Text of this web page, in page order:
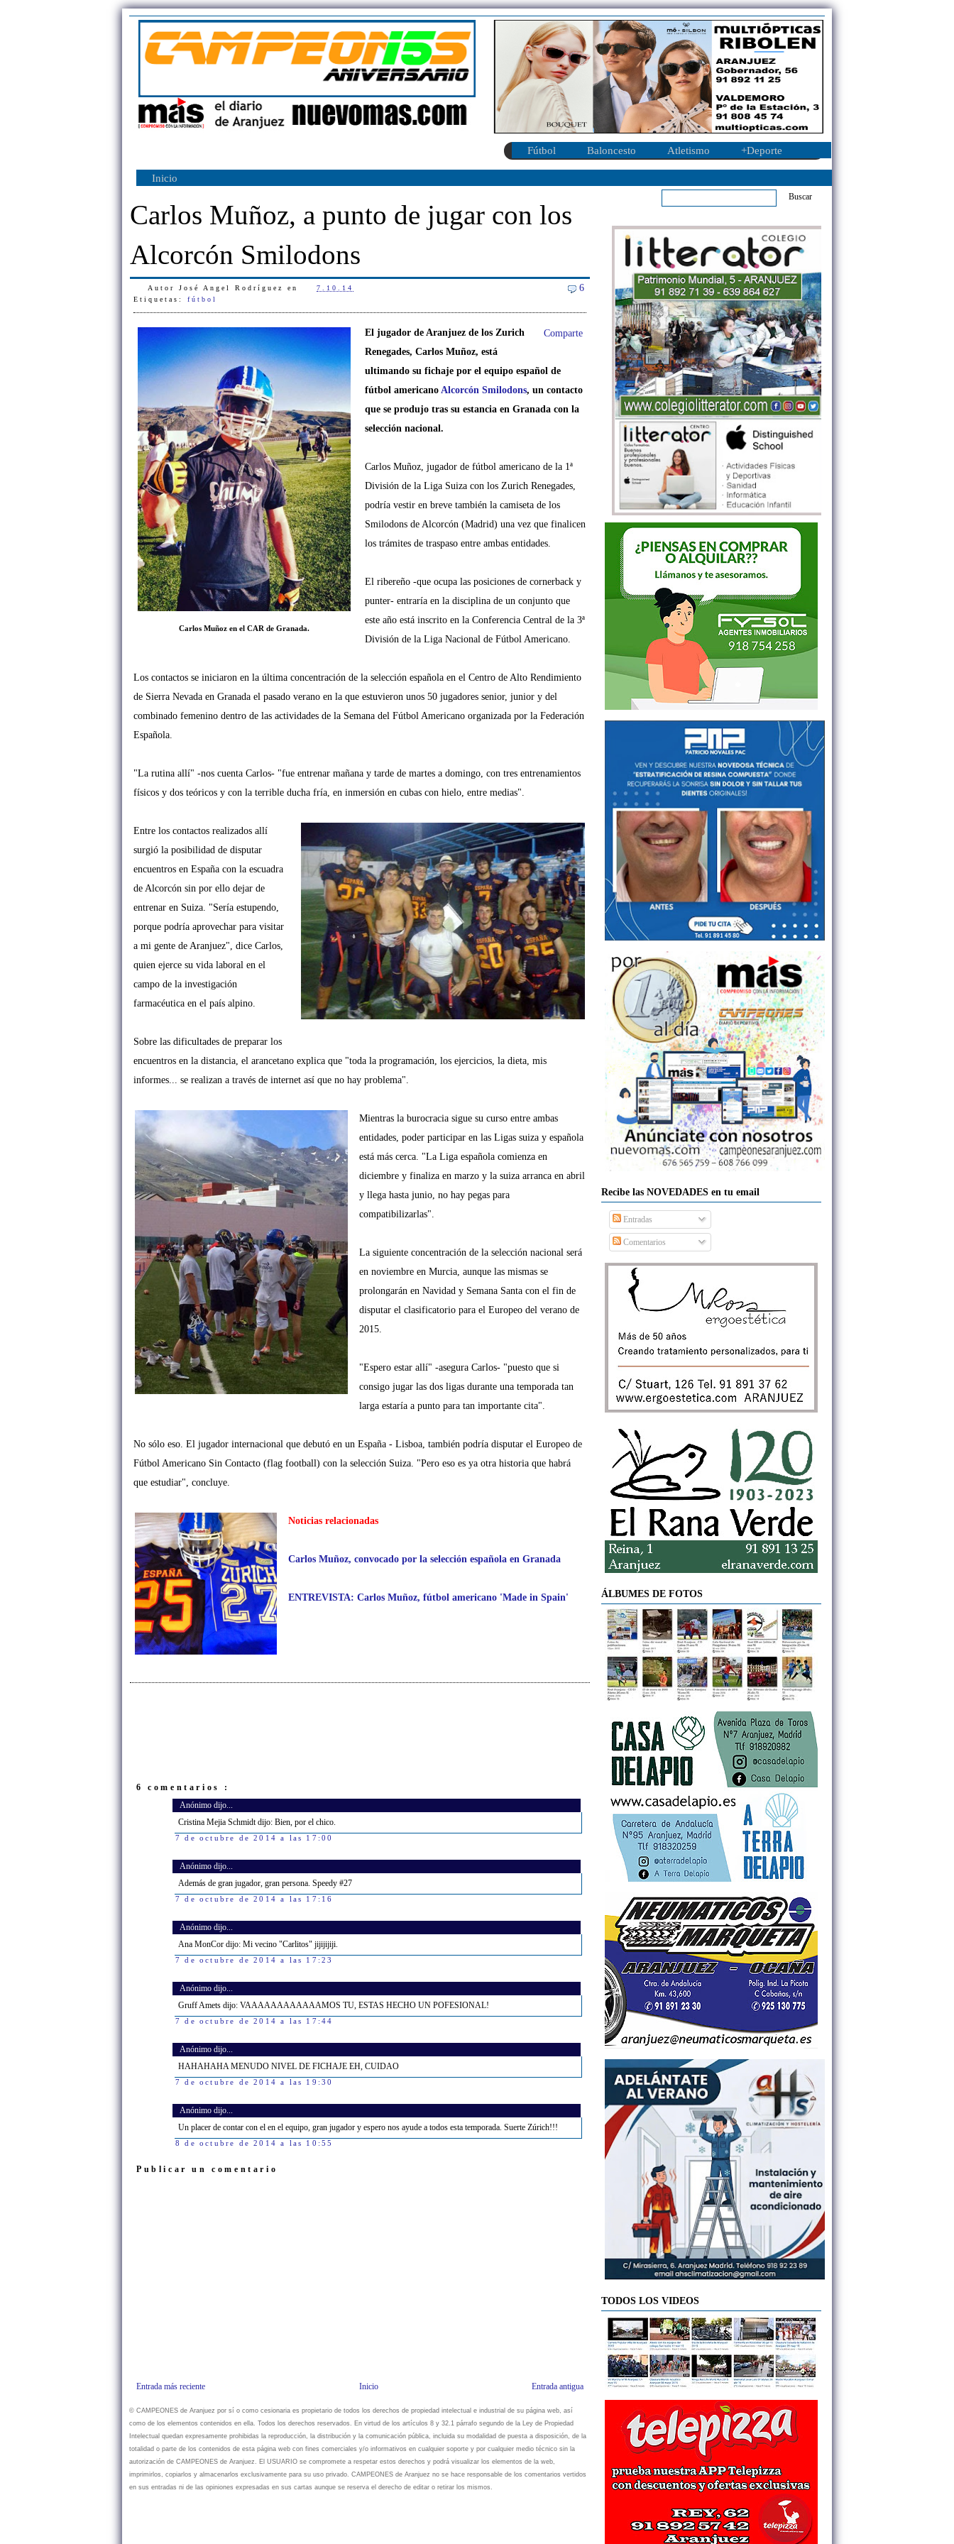
Fútbol Baloncesto Atletismo +Deporte
Inicio
Carlos Muñoz, a punto de jugar con los
Alcorcón Smilodons
Autor José Angel Rodríguez en 7.10.14 6
Etiquetas: fútbol
Comparte
Carlos Muñoz en el CAR de Granada.
El jugador de Aranjuez de los Zurich
Renegades, Carlos Muñoz, está
ultimando su fichaje por el equipo español de
fútbol americano Alcorcón Smilodons, un contacto
que se produjo tras su estancia en Granada con la
selección nacional.
Carlos Muñoz, jugador de fútbol americano de la 1ª
División de la Liga Suiza con los Zurich Renegades,
podría vestir en breve también la camiseta de los
Smilodons de Alcorcón (Madrid) una vez que finalicen
los trámites de traspaso entre ambas entidades.
El ribereño -que ocupa las posiciones de cornerback y
punter- entraría en la disciplina de un conjunto que
este año está inscrito en la Conferencia Central de la 3ª
División de la Liga Nacional de Fútbol Americano.
Los contactos se iniciaron en la última concentración de la selección española en el Centro de Alto Rendimiento
de Sierra Nevada en Granada el pasado verano en la que estuvieron unos 50 jugadores senior, junior y del
combinado femenino dentro de las actividades de la Semana del Fútbol Americano organizada por la Federación
Española.
"La rutina allí" -nos cuenta Carlos- "fue entrenar mañana y tarde de martes a domingo, con tres entrenamientos
físicos y dos teóricos y con la terrible ducha fría, en inmersión en cubas con hielo, entre medias".
Entre los contactos realizados allí
surgió la posibilidad de disputar
encuentros en España con la escuadra
de Alcorcón sin por ello dejar de
entrenar en Suiza. "Sería estupendo,
porque podría aprovechar para visitar
a mi gente de Aranjuez", dice Carlos,
quien ejerce su vida laboral en el
campo de la investigación
farmacéutica en el país alpino.
Sobre las dificultades de preparar los
encuentros en la distancia, el arancetano explica que "toda la programación, los ejercicios, la dieta, mis
informes... se realizan a través de internet así que no hay problema".
Mientras la burocracia sigue su curso entre ambas
entidades, poder participar en las Ligas suiza y española
está más cerca. "La Liga española comienza en
diciembre y finaliza en marzo y la suiza arranca en abril
y llega hasta junio, no hay pegas para
compatibilizarlas".
La siguiente concentración de la selección nacional será
en noviembre en Murcia, aunque las mismas se
prolongarán en Navidad y Semana Santa con el fin de
disputar el clasificatorio para el Europeo del verano de
2015.
"Espero estar allí" -asegura Carlos- "puesto que si
consigo jugar las dos ligas durante una temporada tan
larga estaría a punto para tan importante cita".
No sólo eso. El jugador internacional que debutó en un España - Lisboa, también podría disputar el Europeo de
Fútbol Americano Sin Contacto (flag football) con la selección Suiza. "Pero eso es ya otra historia que habrá
que estudiar", concluye.
Noticias relacionadas
Carlos Muñoz, convocado por la selección española en Granada
ENTREVISTA: Carlos Muñoz, fútbol americano 'Made in Spain'
6 comentarios :
Anónimo dijo...
Cristina Mejia Schmidt dijo: Bien, por el chico.
7 de octubre de 2014 a las 17:00
Anónimo dijo...
Además de gran jugador, gran persona. Speedy #27
7 de octubre de 2014 a las 17:16
Anónimo dijo...
Ana MonCor dijo: Mi vecino "Carlitos" jijijijiji.
7 de octubre de 2014 a las 17:23
Anónimo dijo...
Gruff Amets dijo: VAAAAAAAAAAAAMOS TU, ESTAS HECHO UN POFESIONAL!
7 de octubre de 2014 a las 17:44
Anónimo dijo...
HAHAHAHA MENUDO NIVEL DE FICHAJE EH, CUIDAO
7 de octubre de 2014 a las 19:30
Anónimo dijo...
Un placer de contar con el en el equipo, gran jugador y espero nos ayude a todos esta temporada. Suerte Zúrich!!!
8 de octubre de 2014 a las 10:55
Publicar un comentario
Entrada más reciente Entrada antigua
Inicio
© CAMPEONES de Aranjuez por sí o como cesionaria es propietario de todos los derechos de propiedad intelectual e industrial de su página web, así
como de los elementos contenidos en ella. Todos los derechos reservados. En virtud de los artículos 8 y 32.1 párrafo segundo de la Ley de Propiedad
Intelectual quedan expresamente prohibidas la reproducción, la distribución y la comunicación pública, incluida su modalidad de puesta a disposición, de la
totalidad o parte de los contenidos de esta página web con fines comerciales y/o informativos en cualquier soporte y por cualquier medio técnico sin la
autorización de CAMPEONES de Aranjuez. El USUARIO se compromete a respetar estos derechos y podrá visualizar los elementos de la web,
imprimirlos, copiarlos y almacenarlos exclusivamente para su uso privado. CAMPEONES de Aranjuez no se hace responsable de los comentarios vertidos
en sus entradas ni de las opiniones expresadas en sus cartas aunque se reserva el derecho de editar o retirar los mismos.
Recibe las NOVEDADES en tu email
Entradas
Comentarios
ÁLBUMES DE FOTOS
TODOS LOS VIDEOS